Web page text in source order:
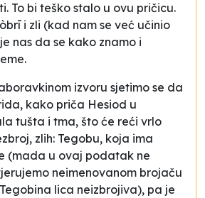
To bi teško stalo u ovu pričicu.
i zli (kad nam se već učinio
nas da se kako znamo i
izvoru sjetimo se da
kako priča Hesiod u
tušta i tma, što će reći vrlo
zlih: Tegobu, koja ima
(mada u ovaj podatak ne
neimenovanom brojaču
lica neizbrojiva), pa je